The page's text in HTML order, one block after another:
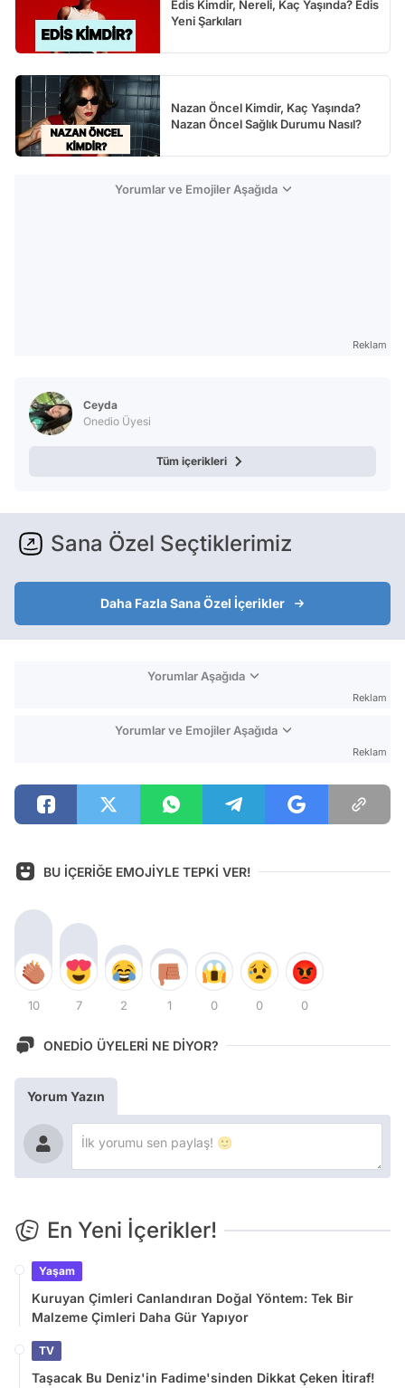
Edis Kimdir, Nereli, Kaç Yaşında? Edis
Yeni Şarkıları
Nazan Öncel Kimdir, Kaç Yaşında?
Nazan Öncel Sağlık Durumu Nasıl?
Yorumlar ve Emojiler Aşağıda
Reklam
Ceyda
Onedio Üyesi
Tüm içerikleri
Sana Özel Seçtiklerimiz
Daha Fazla Sana Özel İçerikler
Yorumlar Aşağıda
Reklam
Yorumlar ve Emojiler Aşağıda
Reklam
BU İÇERİĞE EMOJİYLE TEPKİ VER!
10 7 2 1 0 0 0
ONEDİO ÜYELERİ NE DİYOR?
Yorum Yazın
En Yeni İçerikler!
Yaşam
Kuruyan Çimleri Canlandıran Doğal Yöntem: Tek Bir
Malzeme Çimleri Daha Gür Yapıyor
TV
Taşacak Bu Deniz'in Fadime'sinden Dikkat Çeken İtiraf!